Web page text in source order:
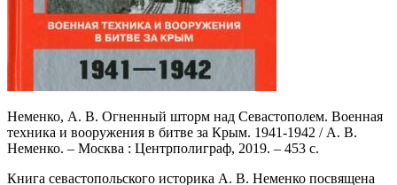
Неменко, А. В. Огненный шторм над Севастополем. Военная
техника и вооружения в битве за Крым. 1941-1942 / А. В.
Неменко. – Москва : Центрполиграф, 2019. – 453 с.
Книга севастопольского историка А. В. Неменко посвящена